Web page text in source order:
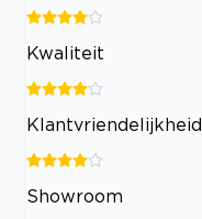
Kwaliteit
Klantvriendelijkheid
Showroom